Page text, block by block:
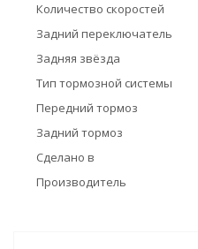
Количество скоростей
Задний переключатель
Задняя звёзда
Тип тормозной системы
Передний тормоз
Задний тормоз
Сделано в
Производитель